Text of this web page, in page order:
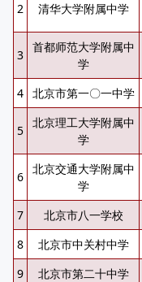
2 清华大学附属中学
3
首都师范大学附属中
学
4 北京市第一〇一中学
5
北京理工大学附属中
学
6
北京交通大学附属中
学
7 北京市八一学校
8
北京市中关村中学
9
北京市第二十中学